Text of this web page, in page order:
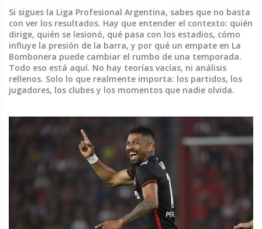
Si sigues la Liga Profesional Argentina, sabes que no basta
con ver los resultados. Hay que entender el contexto: quién
dirige, quién se lesionó, qué pasa con los estadios, cómo
influye la presión de la barra, y por qué un empate en La
Bombonera puede cambiar el rumbo de una temporada.
Todo eso está aquí. No hay teorías vacías, ni análisis
rellenos. Solo lo que realmente importa: los partidos, los
jugadores, los clubes y los momentos que nadie olvida.